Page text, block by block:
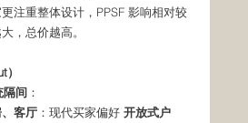
更注重整体设计，PPSF 影响相对较
，总价越高。
隔间 ：
客厅 ：现代买家偏好 开放式户